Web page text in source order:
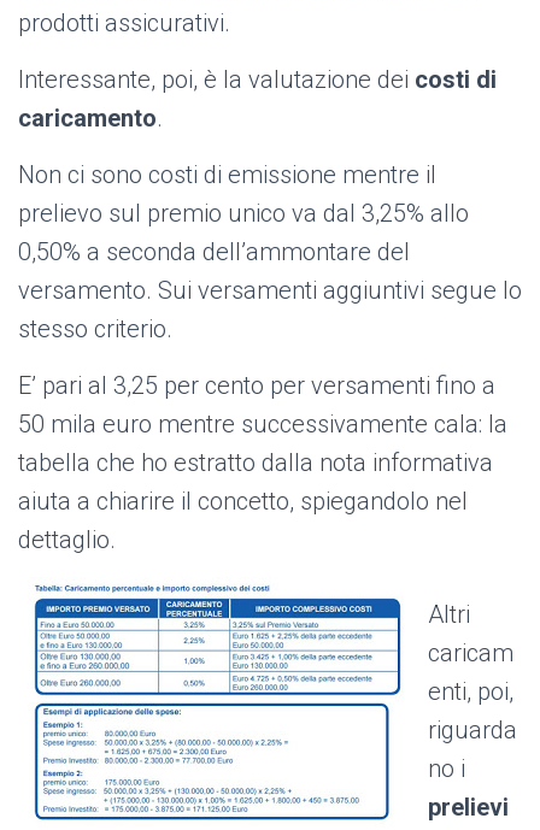
prodotti assicurativi.
Interessante, poi, è la valutazione dei costi di
caricamento.
Non ci sono costi di emissione mentre il
prelievo sul premio unico va dal 3,25% allo
0,50% a seconda dell’ammontare del
versamento. Sui versamenti aggiuntivi segue lo
stesso criterio.
E’ pari al 3,25 per cento per versamenti fino a
50 mila euro mentre successivamente cala: la
tabella che ho estratto dalla nota informativa
aiuta a chiarire il concetto, spiegandolo nel
dettaglio.
Altri
caricam
enti, poi,
riguarda
no i
prelievi